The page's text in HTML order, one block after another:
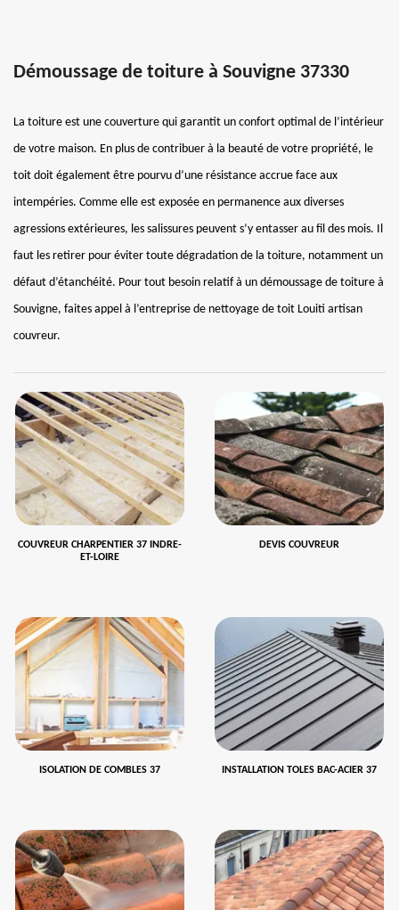
Démoussage de toiture à Souvigne 37330
La toiture est une couverture qui garantit un confort optimal de l’intérieur
de votre maison. En plus de contribuer à la beauté de votre propriété, le
toit doit également être pourvu d’une résistance accrue face aux
intempéries. Comme elle est exposée en permanence aux diverses
agressions extérieures, les salissures peuvent s’y entasser au fil des mois. Il
faut les retirer pour éviter toute dégradation de la toiture, notamment un
défaut d’étanchéité. Pour tout besoin relatif à un démoussage de toiture à
Souvigne, faites appel à l’entreprise de nettoyage de toit Louiti artisan
couvreur.
COUVREUR CHARPENTIER 37 INDRE-
ET-LOIRE
DEVIS COUVREUR
ISOLATION DE COMBLES 37 INSTALLATION TOLES BAC-ACIER 37